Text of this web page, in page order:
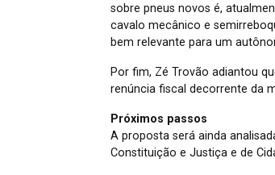
sobre pneus novos é,
cavalo mecânico e
bem relevante para um
Por fim, Zé Trovão adiantou
renúncia fiscal decorrente da
Próximos passos
A proposta será ainda
Constituição e Justiça e de